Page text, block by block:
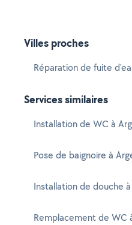
Villes proches
Réparation de fuite
Services similaires
Installation de WC à
Pose de baignoire à
Installation de douche
Remplacement de WC